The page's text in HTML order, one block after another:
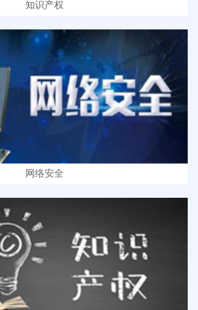
知识产权
网络安全